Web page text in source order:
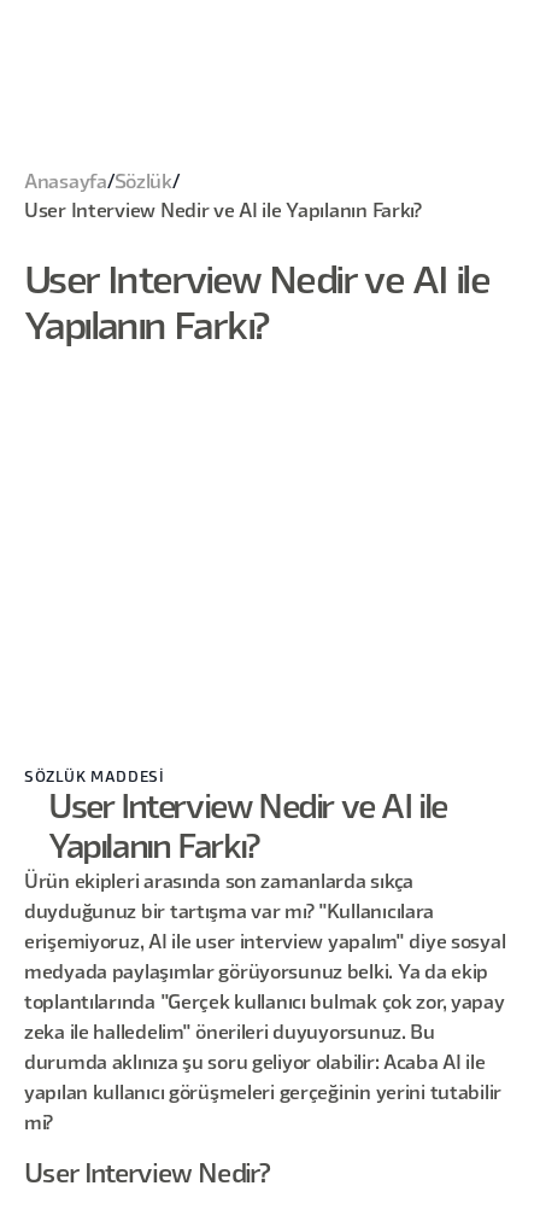
Anasayfa/Sözlük/
User Interview Nedir ve AI ile Yapılanın Farkı?
User Interview Nedir ve AI ile
Yapılanın Farkı?
SÖZLÜK MADDESİ
User Interview Nedir ve AI ile
Yapılanın Farkı?
Ürün ekipleri arasında son zamanlarda sıkça
duyduğunuz bir tartışma var mı? "Kullanıcılara
erişemiyoruz, AI ile user interview yapalım" diye sosyal
medyada paylaşımlar görüyorsunuz belki. Ya da ekip
toplantılarında "Gerçek kullanıcı bulmak çok zor, yapay
zeka ile halledelim" önerileri duyuyorsunuz. Bu
durumda aklınıza şu soru geliyor olabilir: Acaba AI ile
yapılan kullanıcı görüşmeleri gerçeğinin yerini tutabilir
mi?
User Interview Nedir?